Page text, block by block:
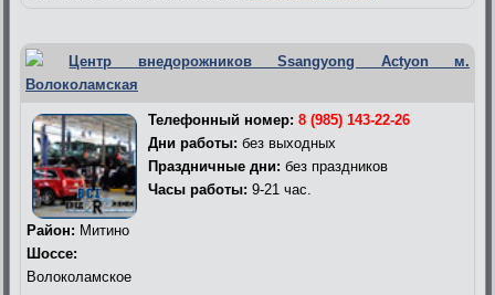
Центр внедорожников Ssangyong Actyon м.
Волоколамская
Телефонный номер: 8 (985) 143-22-26
Дни работы: без выходных
Праздничные дни: без праздников
Часы работы: 9-21 час.
Район: Митино
Шоссе:
Волоколамское